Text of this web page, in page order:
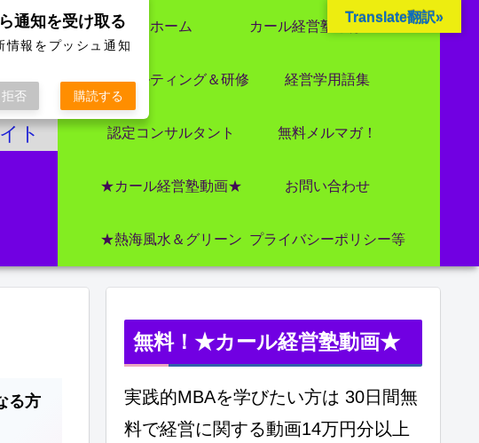
ト
ホーム カール経営塾とは 大前研一氏にビジネス教育界最強講師陣として選ばれました
コンサルティング＆研修 経営学用語集
認定コンサルタント 無料メルマガ！
★カール経営塾動画★ お問い合わせ
★熱海風水＆グリーン プライバシーポリシー等
る方
無料！★カール経営塾動画★
実践的MBAを学びたい方は 30日間無
料で経営に関する動画14万円分以上
Translate翻訳»
通知を受け取る
報をプッシュ通知
拒否 購読する